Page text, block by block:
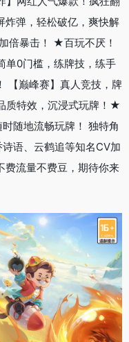
炸弹，轻松破亿，爽快解
倍暴击！ ★百玩不厌！
0门槛，练牌技，练手
【巅峰赛】真人竞技，牌
质特效，沉浸式玩牌！★
随地流畅玩牌！ 独特角
语、云鹤追等知名CV加
费流量不费豆，期待你来